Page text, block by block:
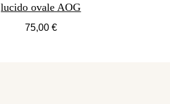
lucido ovale AOG
75,00 €